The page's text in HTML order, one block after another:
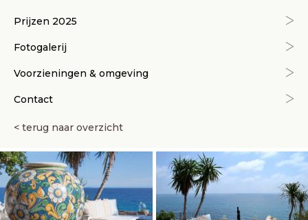
Prijzen 2025
Fotogalerij
Voorzieningen & omgeving
Contact
< terug naar overzicht